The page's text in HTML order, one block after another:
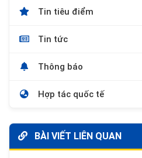
Tin tiêu điểm
Tin tức
Thông báo
Hợp tác quốc tế
BÀI VIẾT LIÊN QUAN